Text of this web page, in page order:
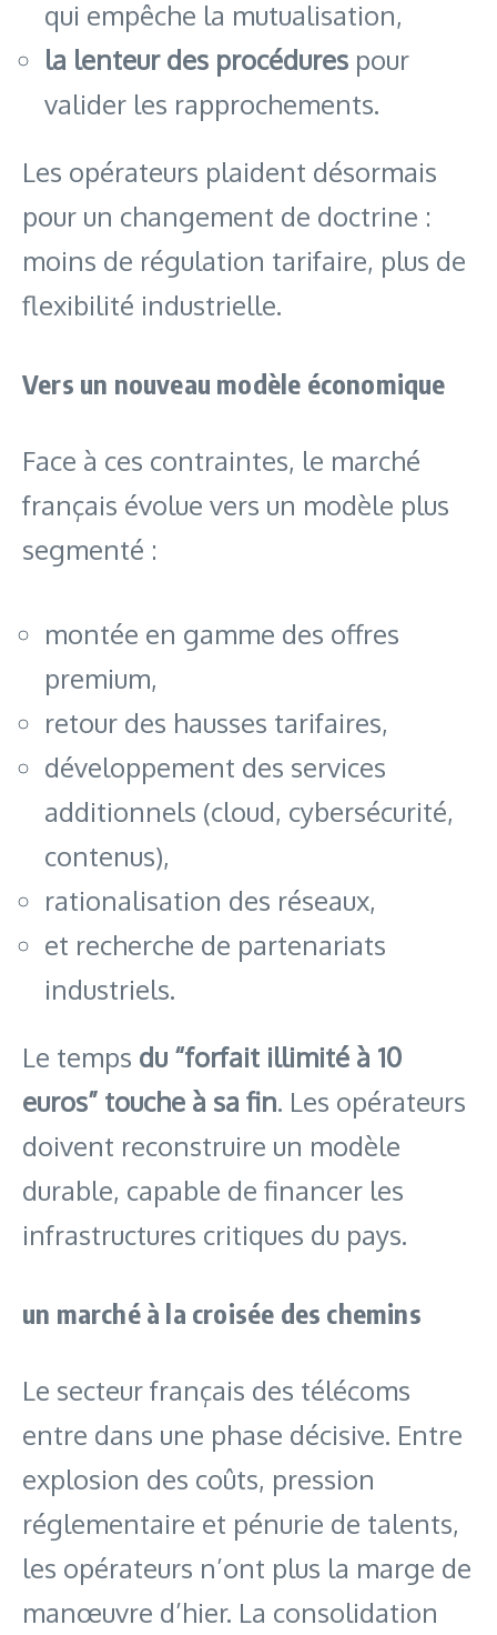
qui empêche la mutualisation,
la lenteur des procédures pour
valider les rapprochements.
Les opérateurs plaident désormais
pour un changement de doctrine :
moins de régulation tarifaire, plus de
flexibilité industrielle.
Vers un nouveau modèle économique
Face à ces contraintes, le marché
français évolue vers un modèle plus
segmenté :
montée en gamme des offres
premium,
retour des hausses tarifaires,
développement des services
additionnels (cloud, cybersécurité,
contenus),
rationalisation des réseaux,
et recherche de partenariats
industriels.
Le temps du “forfait illimité à 10
euros” touche à sa fin. Les opérateurs
doivent reconstruire un modèle
durable, capable de financer les
infrastructures critiques du pays.
un marché à la croisée des chemins
Le secteur français des télécoms
entre dans une phase décisive. Entre
explosion des coûts, pression
réglementaire et pénurie de talents,
les opérateurs n’ont plus la marge de
manœuvre d’hier. La consolidation